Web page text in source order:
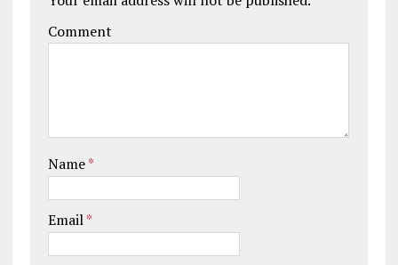
Comment
Name*
Email*